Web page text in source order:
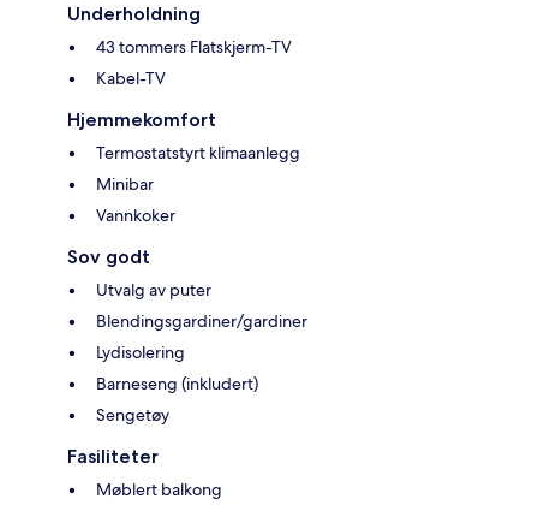
Underholdning
43 tommers Flatskjerm-TV
Kabel-TV
Hjemmekomfort
Termostatstyrt klimaanlegg
Minibar
Vannkoker
Sov godt
Utvalg av puter
Blendingsgardiner/gardiner
Lydisolering
Barneseng (inkludert)
Sengetøy
Fasiliteter
Møblert balkong